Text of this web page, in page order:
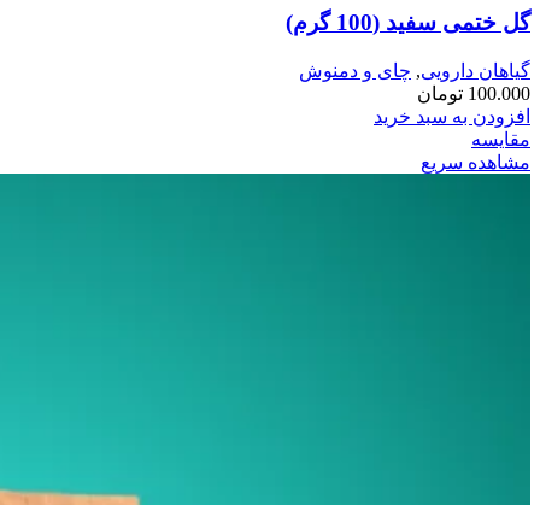
گل ختمی سفید (100 گرم)
گیاهان دارویی, چای و دمنوش
100.000 تومان
افزودن به سبد خرید
مقایسه
مشاهده سریع